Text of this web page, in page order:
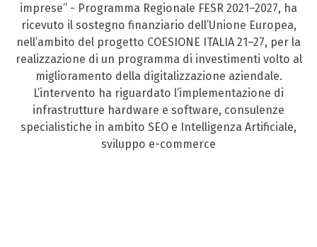
imprese” - Programma Regionale FESR 2021–2027, ha
ricevuto il sostegno finanziario dell’Unione Europea,
nell’ambito del progetto COESIONE ITALIA 21–27, per la
realizzazione di un programma di investimenti volto al
miglioramento della digitalizzazione aziendale.
L’intervento ha riguardato l’implementazione di
infrastrutture hardware e software, consulenze
specialistiche in ambito SEO e Intelligenza Artificiale,
sviluppo e-commerce